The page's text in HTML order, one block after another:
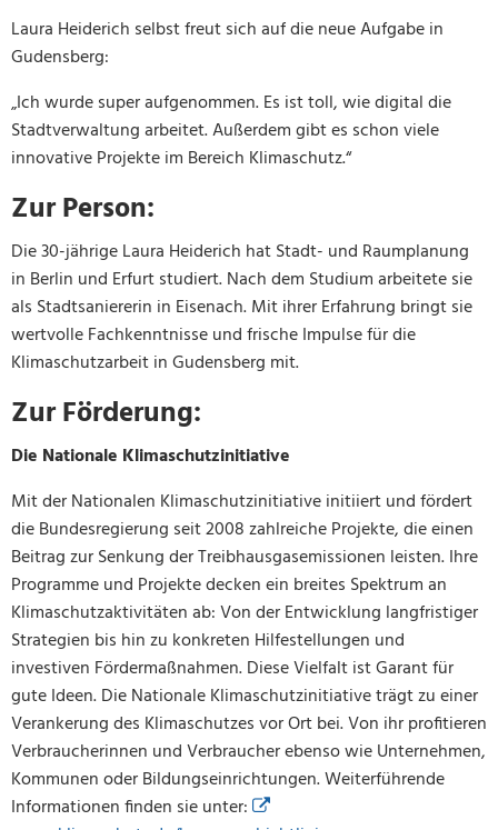
Laura Heiderich selbst freut sich auf die neue Aufgabe in
Gudensberg:
„Ich wurde super aufgenommen. Es ist toll, wie digital die
Stadtverwaltung arbeitet. Außerdem gibt es schon viele
innovative Projekte im Bereich Klimaschutz.“
Zur Person:
Die 30-jährige Laura Heiderich hat Stadt- und Raumplanung
in Berlin und Erfurt studiert. Nach dem Studium arbeitete sie
als Stadtsaniererin in Eisenach. Mit ihrer Erfahrung bringt sie
wertvolle Fachkenntnisse und frische Impulse für die
Klimaschutzarbeit in Gudensberg mit.
Zur Förderung:
Die Nationale Klimaschutzinitiative
Mit der Nationalen Klimaschutzinitiative initiiert und fördert
die Bundesregierung seit 2008 zahlreiche Projekte, die einen
Beitrag zur Senkung der Treibhausgasemissionen leisten. Ihre
Programme und Projekte decken ein breites Spektrum an
Klimaschutzaktivitäten ab: Von der Entwicklung langfristiger
Strategien bis hin zu konkreten Hilfestellungen und
investiven Fördermaßnahmen. Diese Vielfalt ist Garant für
gute Ideen. Die Nationale Klimaschutzinitiative trägt zu einer
Verankerung des Klimaschutzes vor Ort bei. Von ihr profitieren
Verbraucherinnen und Verbraucher ebenso wie Unternehmen,
Kommunen oder Bildungseinrichtungen. Weiterführende
Informationen finden sie unter: